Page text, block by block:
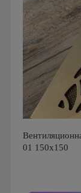
01 150х150